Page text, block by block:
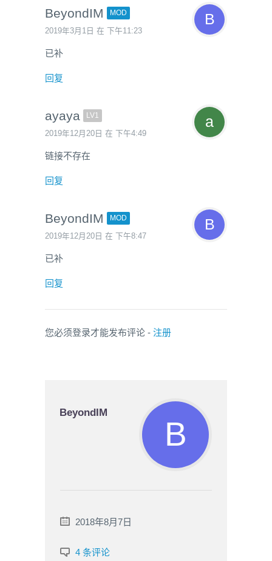
BeyondIM MOD
2019年3月1日 在 下午11:23
已补
回复
ayaya LV1
2019年12月20日 在 下午4:49
链接不存在
回复
BeyondIM MOD
2019年12月20日 在 下午8:47
已补
回复
您必须登录才能发布评论 - 注册
BeyondIM
2018年8月7日
4 条评论